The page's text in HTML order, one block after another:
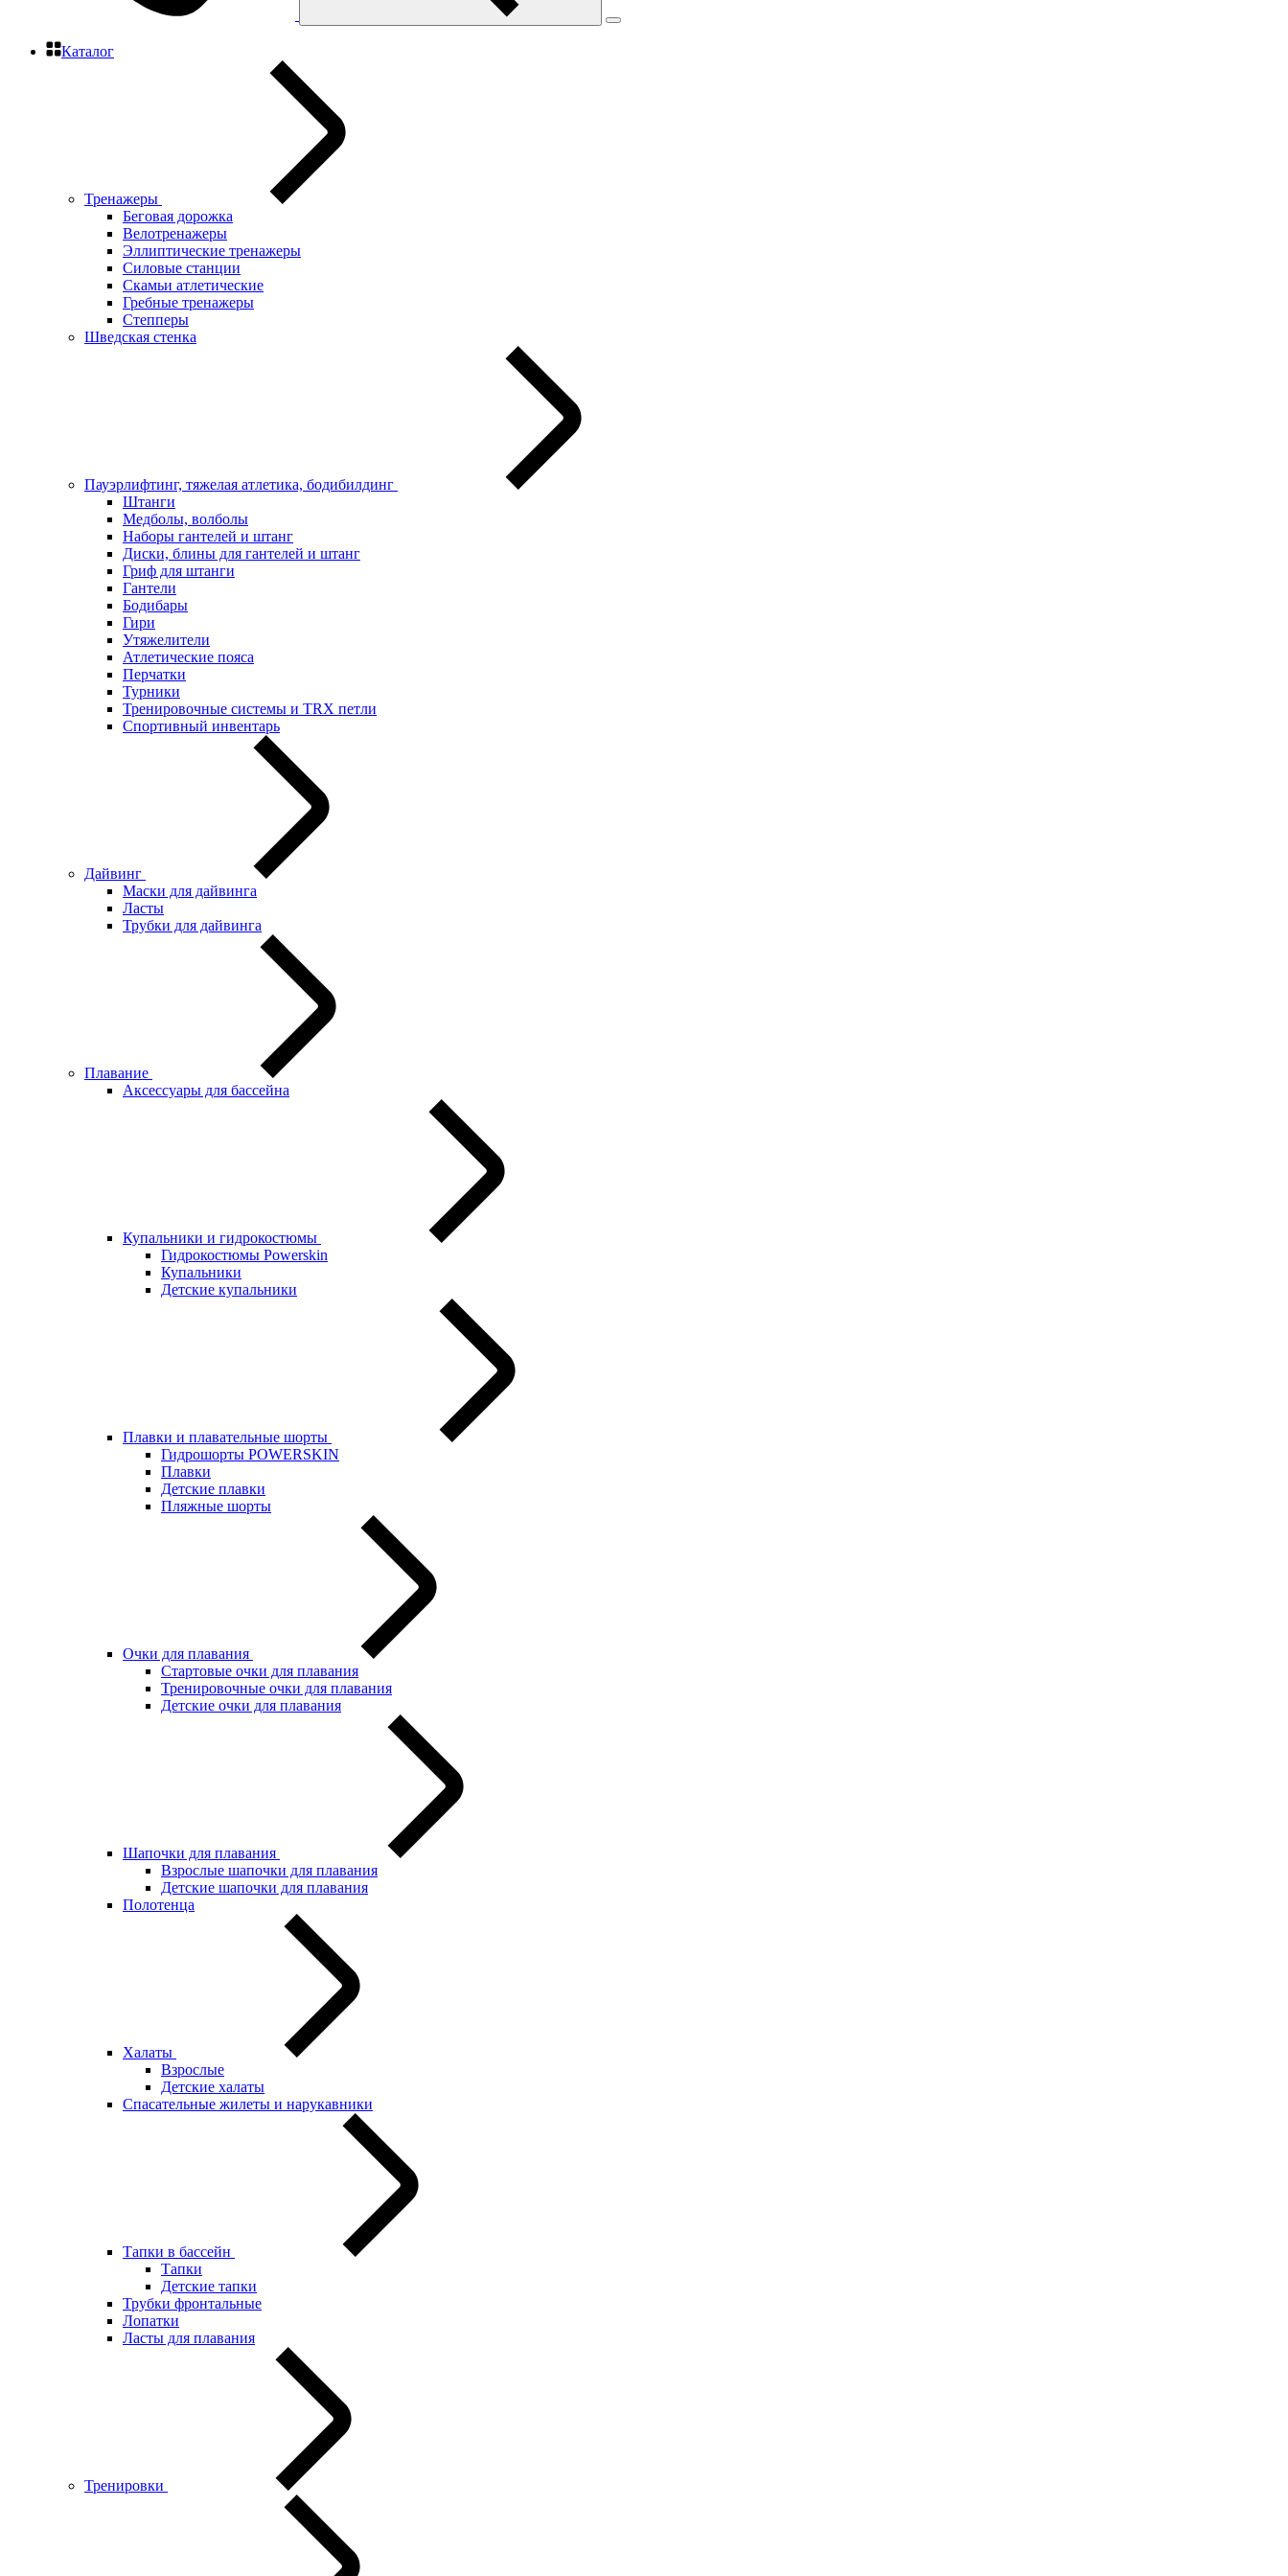
Каталог
Тренажеры
Беговая дорожка
Велотренажеры
Эллиптические тренажеры
Силовые станции
Скамьи атлетические
Гребные тренажеры
Степперы
Шведская стенка
Пауэрлифтинг, тяжелая атлетика, бодибилдинг
Штанги
Медболы, волболы
Наборы гантелей и штанг
Диски, блины для гантелей и штанг
Гриф для штанги
Гантели
Бодибары
Гири
Утяжелители
Атлетические пояса
Перчатки
Турники
Тренировочные системы и TRX петли
Спортивный инвентарь
Дайвинг
Маски для дайвинга
Ласты
Трубки для дайвинга
Плавание
Аксессуары для бассейна
Купальники и гидрокостюмы
Гидрокостюмы Powerskin
Купальники
Детские купальники
Плавки и плавательные шорты
Гидрошорты POWERSKIN
Плавки
Детские плавки
Пляжные шорты
Очки для плавания
Стартовые очки для плавания
Тренировочные очки для плавания
Детские очки для плавания
Шапочки для плавания
Взрослые шапочки для плавания
Детские шапочки для плавания
Полотенца
Халаты
Взрослые
Детские халаты
Спасательные жилеты и нарукавники
Тапки в бассейн
Тапки
Детские тапки
Трубки фронтальные
Лопатки
Ласты для плавания
Тренировки